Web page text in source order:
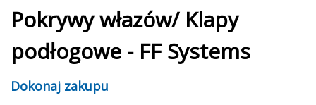
Pokrywy włazów/ Klapy
podłogowe - FF Systems
Dokonaj zakupu